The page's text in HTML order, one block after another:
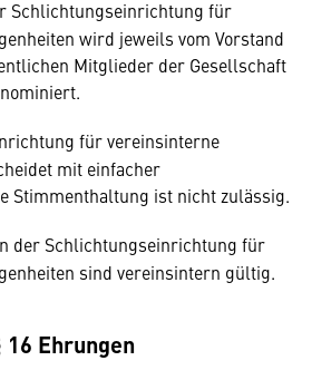
Schlichtungseinrichtung für
wird jeweils vom Vorstand
Mitglieder der Gesellschaft
für vereinsinterne
mit einfacher
Stimmenthaltung ist nicht zulässig.
der Schlichtungseinrichtung für
sind vereinsintern gültig.
16 Ehrungen